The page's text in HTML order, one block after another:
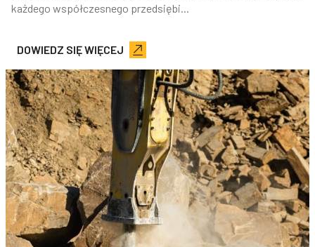
każdego współczesnego przedsiębi...
DOWIEDZ SIĘ WIĘCEJ